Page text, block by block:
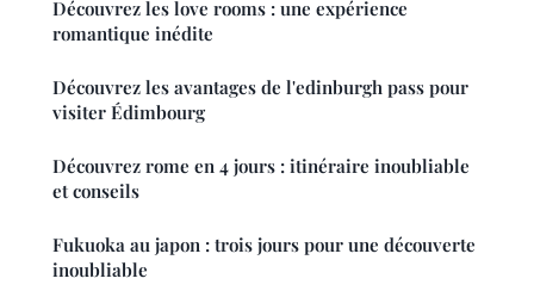
Découvrez les love rooms : une expérience
romantique inédite
Découvrez les avantages de l'edinburgh pass pour
visiter Édimbourg
Découvrez rome en 4 jours : itinéraire inoubliable
et conseils
Fukuoka au japon : trois jours pour une découverte
inoubliable